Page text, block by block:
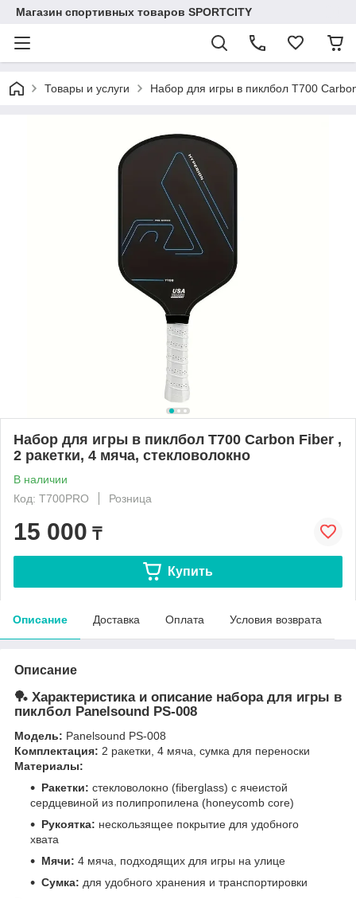
Магазин спортивных товаров SPORTCITY
Товары и услуги Набор для игры в пиклбол T700
Набор для игры в пиклбол T700 Carbon Fiber ,
2 ракетки, 4 мяча, стекловолокно
В наличии
Код: T700PRO
Розница
15 000 ₸
Купить
Описание Доставка Оплата Условия возврата
Описание
🏓 Характеристика и описание набора для игры в
пиклбол Panelsound PS-008
Модель: Panelsound PS-008
Комплектация: 2 ракетки, 4 мяча, сумка для переноски
Материалы:
Ракетки: стекловолокно (fiberglass) с ячеистой
сердцевиной из полипропилена (honeycomb core)
Рукоятка: нескользящее покрытие для удобного
хвата
Мячи: 4 мяча, подходящих для игры на улице
Сумка: для удобного хранения и транспортировки